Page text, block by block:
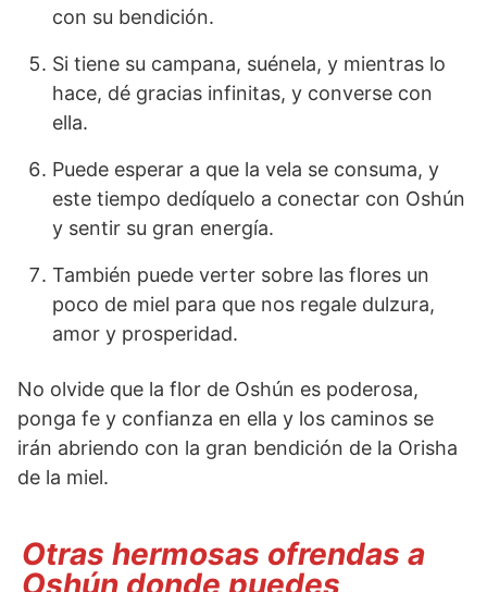
con su bendición.
Si tiene su campana, suénela, y mientras lo
hace, dé gracias infinitas, y converse con
ella.
Puede esperar a que la vela se consuma, y
este tiempo dedíquelo a conectar con Oshún
y sentir su gran energía.
También puede verter sobre las flores un
poco de miel para que nos regale dulzura,
amor y prosperidad.
No olvide que la flor de Oshún es poderosa,
ponga fe y confianza en ella y los caminos se
irán abriendo con la gran bendición de la Orisha
de la miel.
Otras hermosas ofrendas a
Oshún donde puedes